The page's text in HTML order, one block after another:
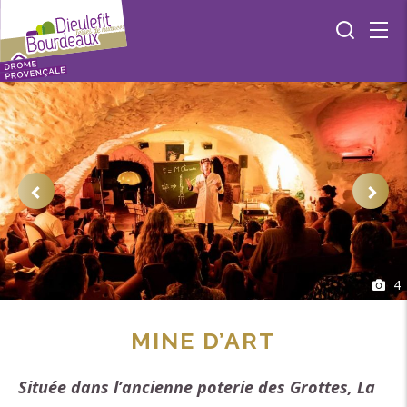
4
MINE D’ART
Située dans l’ancienne poterie des Grottes, La